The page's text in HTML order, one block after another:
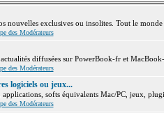
nouvelles exclusives ou insolites. Tout le
des Modérateurs
diffusées sur PowerBook-fr et
des Modérateurs
logiciels ou jeux...
applications, softs équivalents Mac/PC, jeux,
des Modérateurs